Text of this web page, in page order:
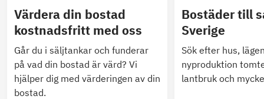
Värdera din bostad
kostnadsfritt med oss
Går du i säljtankar och funderar
på vad din bostad är värd? Vi
hjälper dig med värderingen av din
bostad.
Bostäder till
Sverige
Sök efter hus,
nyproduktion
lantbruk och